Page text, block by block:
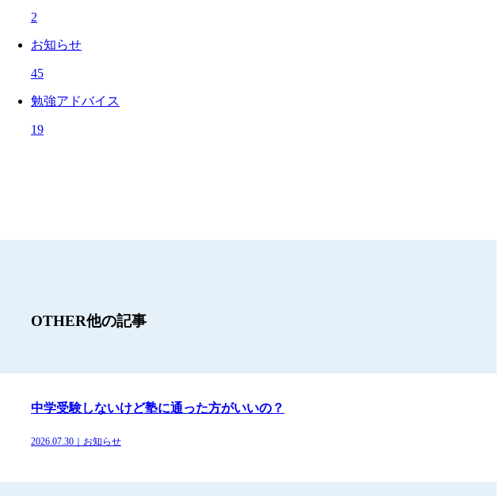
2
お知らせ
45
勉強アドバイス
19
OTHER他の記事
中学受験しないけど塾に通った方がいいの？
2026.07.30｜お知らせ